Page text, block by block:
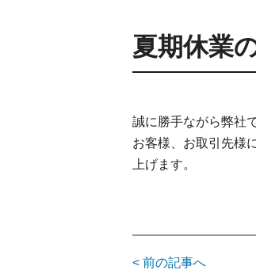
夏期休業
誠に勝手ながら弊社
お客様、お取引先様
上げます。
< 前の記事へ